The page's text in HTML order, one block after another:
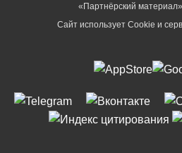
«Партнёрский
Сайт использует Cookie и